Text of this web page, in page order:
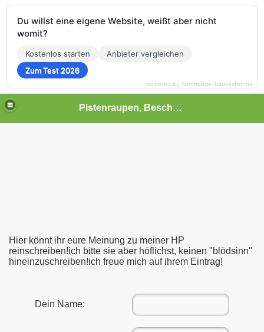
Pistenraupen, Beschneiung, Seilbahnen und mehr!
Hier könnt ihr eure Meinung zu meiner HP
reinschreiben!ich bitte sie aber höflichst, keinen "blödsinn"
hineinzuschreiben!ich freue mich auf ihrem Eintrag!
Dein Name:
(CH)
Du willst eine eigene Website, weißt aber nicht
womit?
Kostenlos starten
Anbieter vergleichen
Zum Test 2026
powered by homepage-baukasten.de